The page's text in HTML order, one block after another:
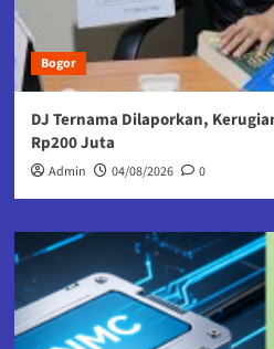
Bogor
DJ Ternama Dilaporkan,
Rp200 Juta
Admin 04/08/2026 0